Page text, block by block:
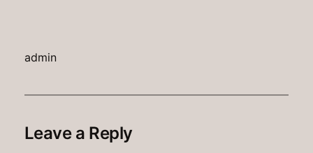
admin
Leave a Reply